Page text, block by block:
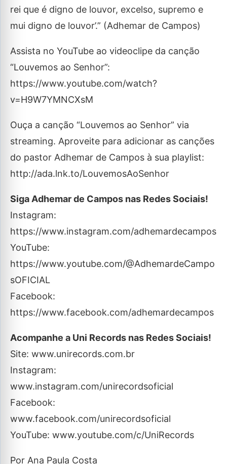
rei que é digno de louvor, excelso, supremo e
mui digno de louvor’.” (Adhemar de Campos)
Assista no YouTube ao videoclipe da canção
“Louvemos ao Senhor”:
https://www.youtube.com/watch?
v=H9W7YMNCXsM
Ouça a canção “Louvemos ao Senhor” via
streaming. Aproveite para adicionar as canções
do pastor Adhemar de Campos à sua playlist:
http://ada.lnk.to/LouvemosAoSenhor
Siga Adhemar de Campos nas Redes Sociais!
Instagram:
https://www.instagram.com/adhemardecampos
YouTube:
https://www.youtube.com/@AdhemardeCampo
sOFICIAL
Facebook:
https://www.facebook.com/adhemardecampos
Acompanhe a Uni Records nas Redes Sociais!
Site: www.unirecords.com.br
Instagram:
www.instagram.com/unirecordsoficial
Facebook:
www.facebook.com/unirecordsoficial
YouTube: www.youtube.com/c/UniRecords
Por Ana Paula Costa